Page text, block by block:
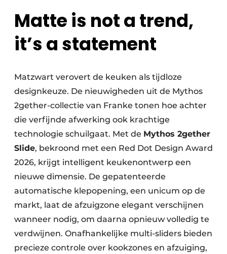
Matte is not a trend,
it’s a statement
Matzwart verovert de keuken als tijdloze
designkeuze. De nieuwigheden uit de Mythos
2gether-collectie van Franke tonen hoe achter
die verfijnde afwerking ook krachtige
technologie schuilgaat. Met de Mythos 2gether
Slide, bekroond met een Red Dot Design Award
2026, krijgt intelligent keukenontwerp een
nieuwe dimensie. De gepatenteerde
automatische klepopening, een unicum op de
markt, laat de afzuigzone elegant verschijnen
wanneer nodig, om daarna opnieuw volledig te
verdwijnen. Onafhankelijke multi-sliders bieden
precieze controle over kookzones en afzuiging,